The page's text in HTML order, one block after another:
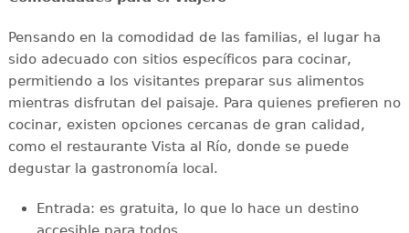
Pensando en la comodidad de las familias, el lugar ha
sido adecuado con sitios específicos para cocinar,
permitiendo a los visitantes preparar sus alimentos
mientras disfrutan del paisaje. Para quienes prefieren no
cocinar, existen opciones cercanas de gran calidad,
como el restaurante Vista al Río, donde se puede
degustar la gastronomía local.
Entrada: es gratuita, lo que lo hace un destino